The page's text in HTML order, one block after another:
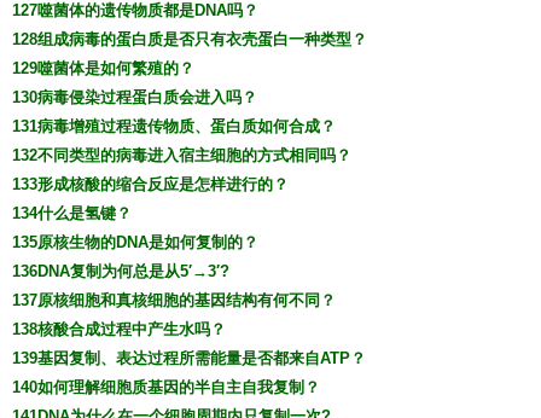
127噬菌体的遗传物质都是DNA吗？
128组成病毒的蛋白质是否只有衣壳蛋白一种类型？
129噬菌体是如何繁殖的？
130病毒侵染过程蛋白质会进入吗？
131病毒增殖过程遗传物质、蛋白质如何合成？
132不同类型的病毒进入宿主细胞的方式相同吗？
133形成核酸的缩合反应是怎样进行的？
134什么是氢键？
135原核生物的DNA是如何复制的？
136DNA复制为何总是从5′→3′?
137原核细胞和真核细胞的基因结构有何不同？
138核酸合成过程中产生水吗？
139基因复制、表达过程所需能量是否都来自ATP？
140如何理解细胞质基因的半自主自我复制？